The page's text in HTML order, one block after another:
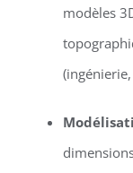
modèles